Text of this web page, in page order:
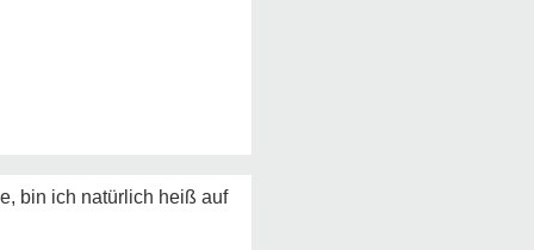
bin ich natürlich heiß auf